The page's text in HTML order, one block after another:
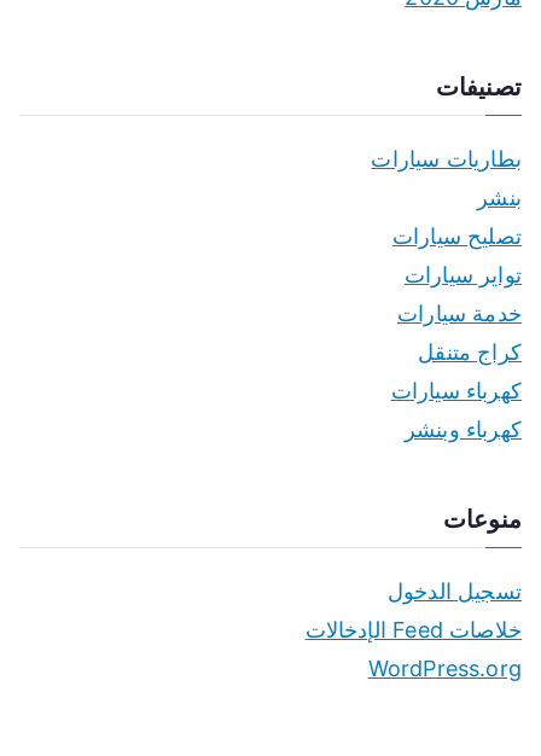
تصنيفات
بطاريات سيارات
بنشر
تصليح سيارات
تواير سيارات
خدمة سيارات
كراج متنقل
كهرباء سيارات
كهرباء وبنشر
منوعات
تسجيل الدخول
خلاصات Feed الإدخالات
WordPress.org